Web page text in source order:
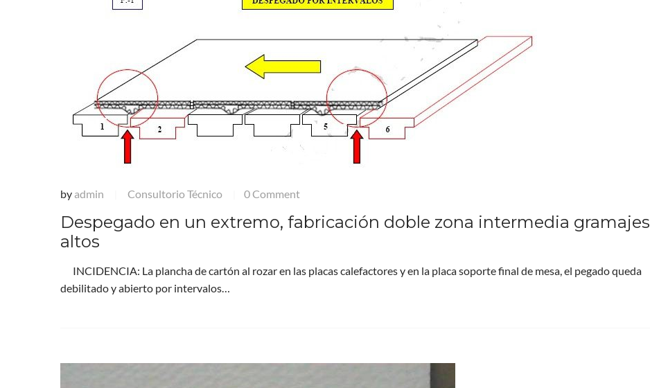
by admin Consultorio Técnico 0 Comment
Despegado en un extremo, fabricación doble zona intermedia gramajes
altos
INCIDENCIA: La plancha de cartón al rozar en las placas calefactores y en la placa soporte final de mesa, el pegado queda
debilitado y abierto por intervalos…